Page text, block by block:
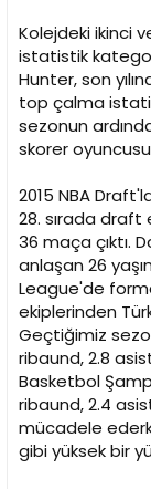
Kolejdeki ikinci
istatistik
Hunter, son
top çalma
sezonun
skorer
2015 NBA
28. sırada draft
36 maça çıktı.
anlaşan 26
League'de
ekiplerinden
Geçtiğimiz
ribaund, 2.8
Basketbol
ribaund, 2.4
mücadele
gibi yüksek bir